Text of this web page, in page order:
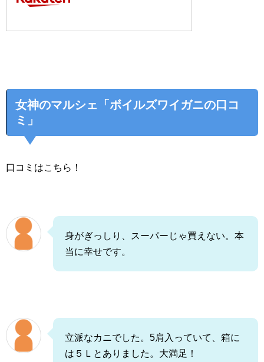
女神のマルシェ「ボイルズワイガニの口コ
ミ」
口コミはこちら！
身がぎっしり、スーパーじゃ買えない。本
当に幸せです。
立派なカニでした。5肩入っていて、箱に
は５Ｌとありました。大満足！